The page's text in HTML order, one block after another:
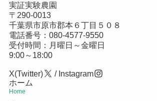
実証実験農園
〒290-0013
千葉県市原市郡本６丁目５０８
電話番号： 080-4577-9550
受付時間：月曜日～金曜日
9:00～18:00
X(Twitter) / Instagram
ホーム
Home